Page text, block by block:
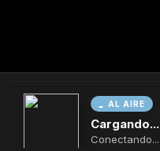
AL AIRE
Cargando...
Conectando...